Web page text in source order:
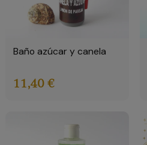
Baño azúcar y canela
11,40 €